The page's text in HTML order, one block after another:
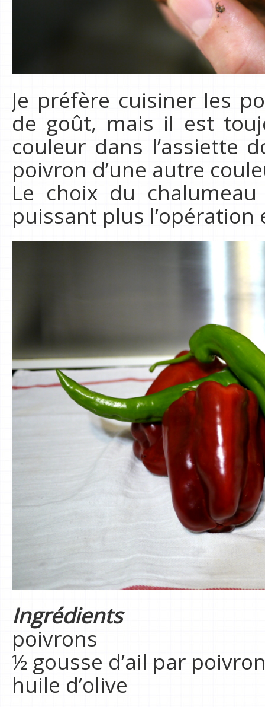
Je préfère cuisiner les
de goût, mais il est
couleur dans l’assiette
poivron d’une autre
Le choix du
puissant plus l’opération
Ingrédients
poivrons
½ gousse d’ail par
huile d’olive